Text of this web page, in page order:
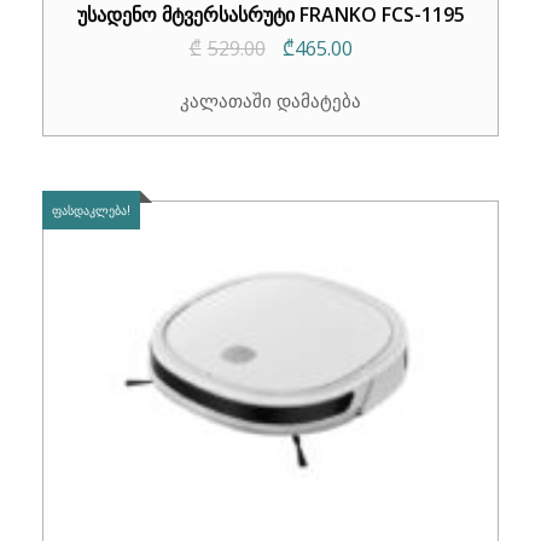
უსადენო მტვერსასრუტი FRANKO FCS-1195
₾ 529.00
Original
was:
₾465.00Current
is:
კალათაში დამატება
ᲤᲐᲡᲓᲐᲙᲚᲔᲑᲐ!